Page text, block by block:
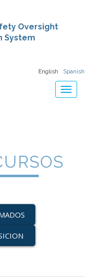
Oversight
System
English Spanish
Toggle